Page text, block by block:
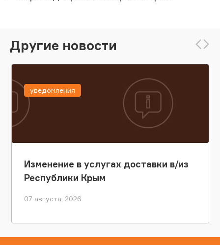
Другие новости
Изменение в услугах доставки в/из
Республики Крым
07 августа, 2026
уведомления